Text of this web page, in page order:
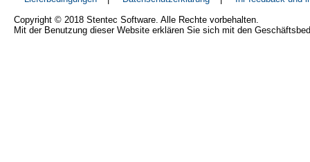
Copyright © 2018 Stentec Software. Alle Rechte vorbehalten.
Mit der Benutzung dieser Website erklären Sie sich mit den